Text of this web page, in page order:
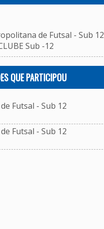
de Futsal - Sub 12
Sub -12
QUE PARTICIPOU
Futsal - Sub 12
Futsal - Sub 12